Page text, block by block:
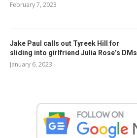
February 7, 2023
Jake Paul calls out Tyreek Hill for
sliding into girlfriend Julia Rose’s DMs
January 6, 2023